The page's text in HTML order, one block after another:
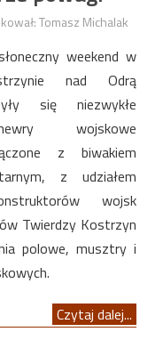
Tomasz Michalak
weekend w
nad Odrą
się niezwykłe
wojskowe
z biwakiem
z udziałem
wojsk
Twierdzy Kostrzyn
polowe, musztry i
Czytaj dalej...